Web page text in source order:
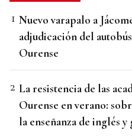
Nuevo varapalo a
adjudicación del
Ourense
La resistencia de las
Ourense en verano:
la enseñanza de inglés